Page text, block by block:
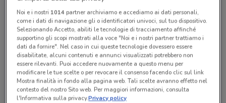
Noi e i nostri 1014partner archiviamo e accediamo ai dati personali,
come i dati di navigazione gli o identificatori univoci, sul tuo dispositivo.
Selezionando Accetto, abiliti le tecnologie di tracciamento affinché
supportino gli scopi mostrati alla voce "Noi e i nostri partner trattiamo i
dati da fornire". Nel caso in cui queste tecnologie dovessero essere
disabilitate, alcuni contenuti e annunci visualizzati potrebbero non
essere rilevanti. Puoi accedere nuovamente a questo menu per
modificare le tue scelte o per revocare il consenso facendo clic sul link
Mostra finalità in fondo alla pagina web. Tali scelte avranno effetto nel
contesto del nostro Sito web. Per maggiori informazioni, consulta
l'Informativa sulla privacy.Privacy policy